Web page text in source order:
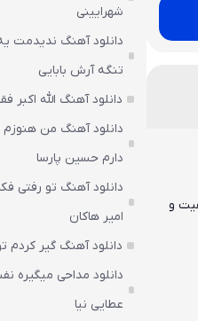
و
شهرایینی
دانلود آهنگ ندیدمت
تنگه آرش بابایی
دانلود آهنگ الله اکبر فقط 207 مشکی سعید
دانلود آهنگ من
دارم حسین پارسا
دانلود آهنگ تو رفتی
امیر هاکان
دانلود آهنگ گیر کردم
دانلود مداحی میگیره
عطایی نیا